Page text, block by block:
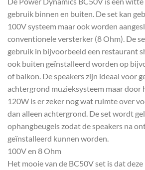
gebruik binnen en buiten. De set kan
100V systeem maar ook worden
conventionele versterker (8 Ohm). De
gebruik in bijvoorbeeld een restaurant
ook buiten geïnstalleerd worden op
of balkon. De speakers zijn ideaal voor
achtergrond muzieksysteem maar door
120W is er zeker nog wat ruimte over
dan alleen achtergrond. De set wordt
ophangbeugels zodat de speakers na
geïnstalleerd kunnen worden.
100V en 8 Ohm
Het mooie van de BC50V set is dat